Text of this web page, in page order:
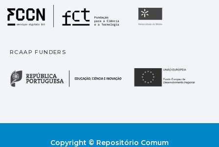
Fundação para a
RCAAP FUNDERS
República Portuguesa
Copyright © Repositório Comum